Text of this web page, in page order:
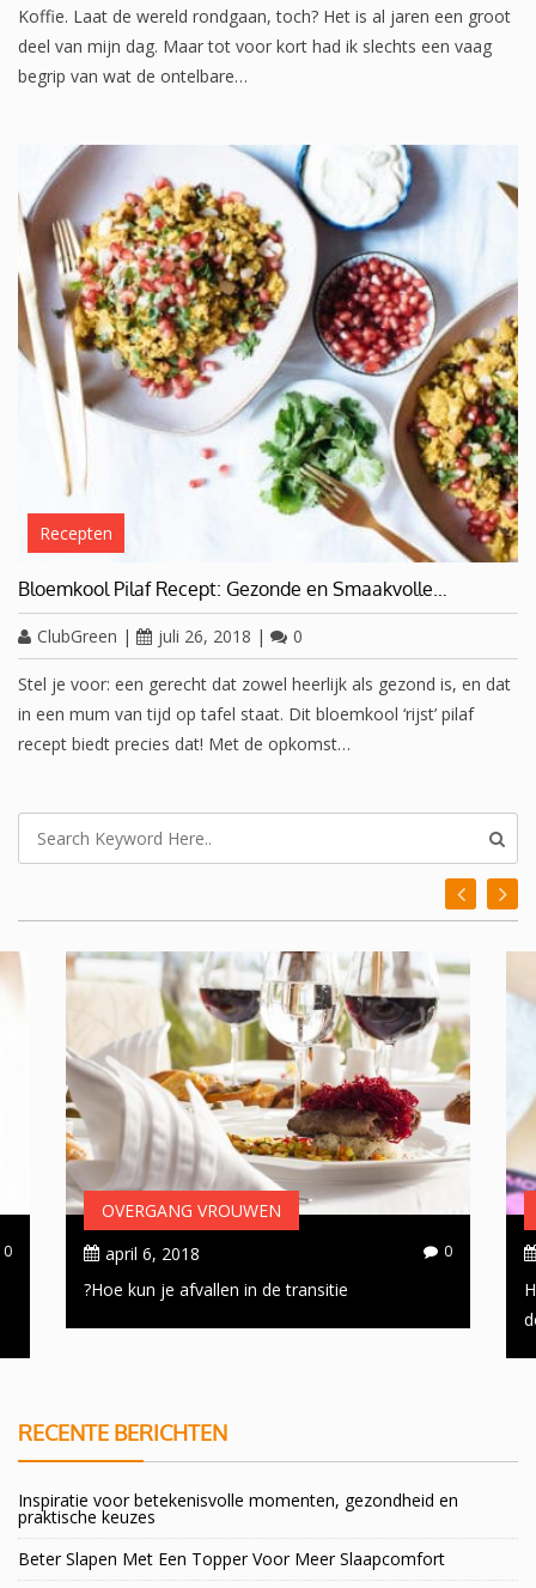
Koffie. Laat de wereld rondgaan, toch? Het is al jaren een groot
deel van mijn dag. Maar tot voor kort had ik slechts een vaag
begrip van wat de ontelbare…
Recepten
Bloemkool Pilaf Recept: Gezonde en Smaakvolle…
ClubGreen | juli 26, 2018 | 0
Stel je voor: een gerecht dat zowel heerlijk als gezond is, en dat
in een mum van tijd op tafel staat. Dit bloemkool ‘rijst’ pilaf
recept biedt precies dat! Met de opkomst…
OVERGANG VROUWEN
april 6, 2018
0
Hoe kun je afvallen in de transitie?
0
RECENTE BERICHTEN
Inspiratie voor betekenisvolle momenten, gezondheid en
praktische keuzes
Beter Slapen Met Een Topper Voor Meer Slaapcomfort